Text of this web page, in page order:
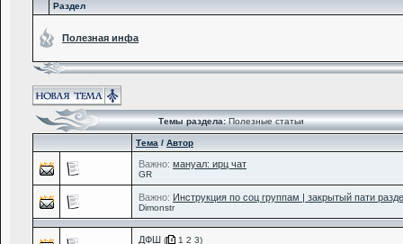
Раздел
Полезная инфа
Темы раздела:Полезные статьи
Тема / Автор
Важно: мануал: ирц чат
GR
Важно: Инструкция по соц группам | закрытый пати
Dimonstr
ДФШ ( 1 2 3)